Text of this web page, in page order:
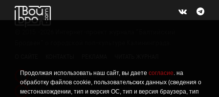
Продолжая использовать наш сайт, вы даете согласие. на
обработку файлов cookie, пользовательских данных (сведения о
местонахождении, тип и версия ОС, тип и версия браузера, тип
! Политика конфиденциальности
! Информация о проведении СОУТ